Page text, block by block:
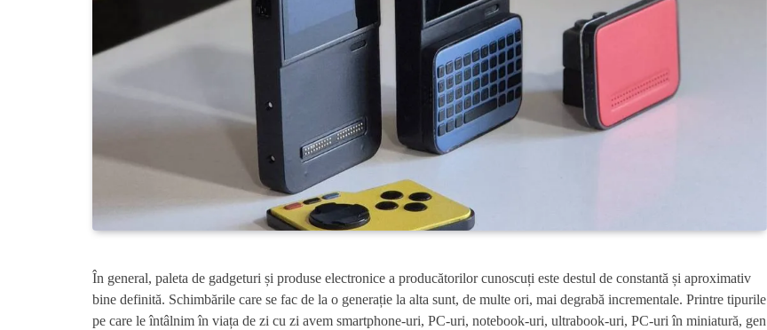
În general, paleta de gadgeturi și produse electronice a producătorilor cunoscuți este destul de constantă și aproximativ
bine definită. Schimbările care se fac de la o generație la alta sunt, de multe ori, mai degrabă incrementale. Printre tipurile
pe care le întâlnim în viața de zi cu zi avem smartphone-uri, PC-uri, notebook-uri, ultrabook-uri, PC-uri în miniatură, gen